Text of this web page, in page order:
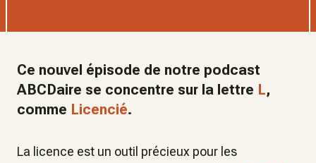
Ce nouvel épisode de notre podcast
ABCDaire se concentre sur la lettre L,
comme Licencié.
La licence est un outil précieux pour les